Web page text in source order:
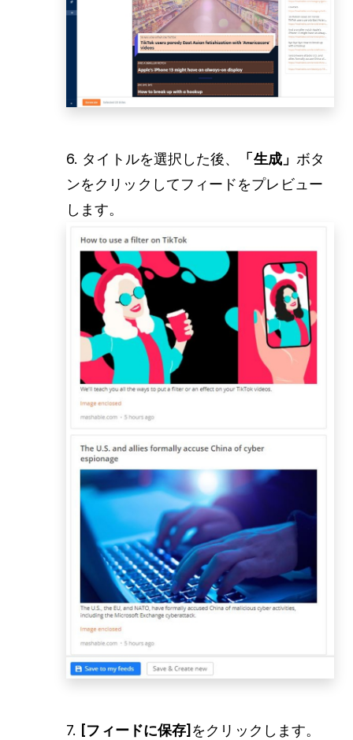
6. タイトルを選択した後、 「生成」 ボタ
ンをクリックしてフィードをプレビュー
します。
7. [フィードに保存] をクリックします。